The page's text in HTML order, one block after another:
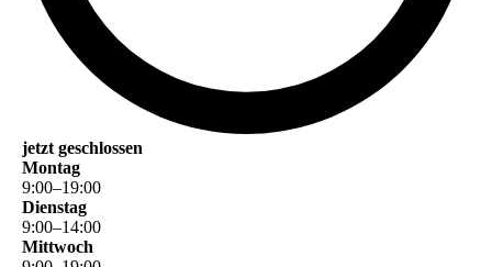
jetzt geschlossen
Montag
9:00–19:00
Dienstag
9:00–14:00
Mittwoch